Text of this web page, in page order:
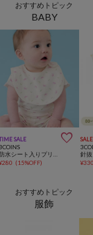
おすすめトピック
BABY
SALE 
280 (15%OFF)
SALE
¥330
おすすめトピック
服飾